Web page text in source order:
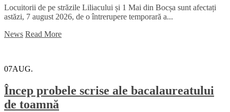
Locuitorii de pe străzile Liliacului și 1 Mai din Bocșa sunt afectați
astăzi, 7 august 2026, de o întrerupere temporară a...
News Read More
07AUG.
Încep probele scrise ale bacalaureatului
de toamnă